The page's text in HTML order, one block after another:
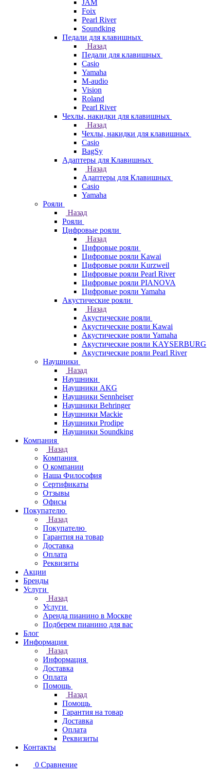
JAM
Foix
Pearl River
Soundking
Педали для клавишных
Назад
Педали для клавишных
Casio
Yamaha
M-audio
Vision
Roland
Pearl River
Чехлы, накидки для клавишных
Назад
Чехлы, накидки для клавишных
Casio
BagSy
Адаптеры для Клавишных
Назад
Адаптеры для Клавишных
Casio
Yamaha
Рояли
Назад
Рояли
Цифровые рояли
Назад
Цифровые рояли
Цифровые рояли Kawai
Цифровые рояли Kurzweil
Цифровые рояли Pearl River
Цифровые рояли PIANOVA
Цифровые рояли Yamaha
Акустические рояли
Назад
Акустические рояли
Акустические рояли Kawai
Акустические рояли Yamaha
Акустические рояли KAYSERBURG
Акустические рояли Pearl River
Наушники
Назад
Наушники
Наушники AKG
Наушники Sennheiser
Наушники Behringer
Наушники Mackie
Наушники Prodipe
Наушники Soundking
Компания
Назад
Компания
О компании
Наша Философия
Сертификаты
Отзывы
Офисы
Покупателю
Назад
Покупателю
Гарантия на товар
Доставка
Оплата
Реквизиты
Акции
Бренды
Услуги
Назад
Услуги
Аренда пианино в Москве
Подберем пианино для вас
Блог
Информация
Назад
Информация
Доставка
Оплата
Помощь
Назад
Помощь
Гарантия на товар
Доставка
Оплата
Реквизиты
Контакты
0 Сравнение